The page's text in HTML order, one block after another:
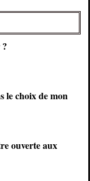
le choix de mon
ouverte aux